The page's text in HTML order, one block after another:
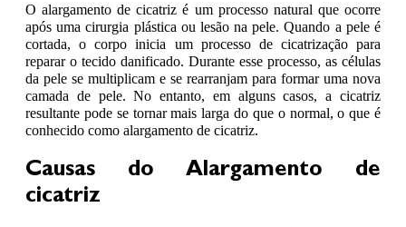
O alargamento de cicatriz é um processo natural que ocorre
após uma cirurgia plástica ou lesão na pele. Quando a pele é
cortada, o corpo inicia um processo de cicatrização para
reparar o tecido danificado. Durante esse processo, as células
da pele se multiplicam e se rearranjam para formar uma nova
camada de pele. No entanto, em alguns casos, a cicatriz
resultante pode se tornar mais larga do que o normal, o que é
conhecido como alargamento de cicatriz.
Causas do Alargamento de
cicatriz